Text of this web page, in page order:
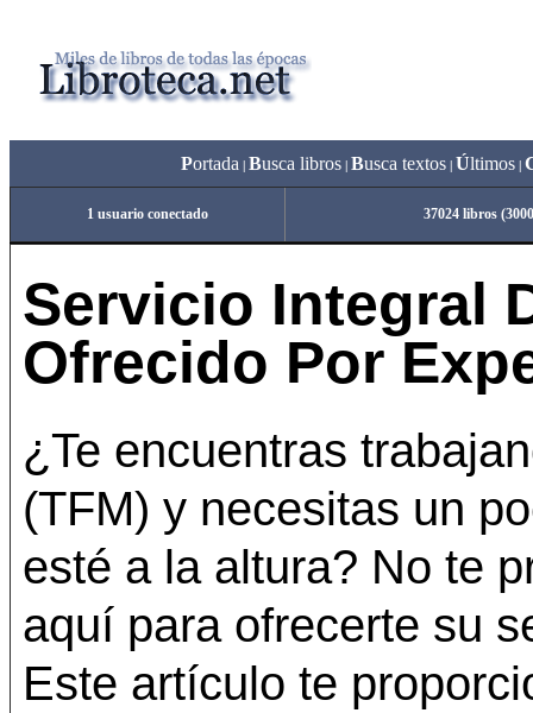
Portada Busca libros| Busca textos| Últimos|
1 usuario conectado 37024 libros
Servicio Integral
Ofrecido Por
¿Te encuentras
(TFM) y necesitas un
esté a la altura? No te
aquí para ofrecerte su
Este artículo te